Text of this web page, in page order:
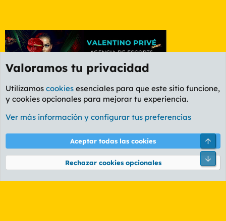
Foro General
Cookies
PL OLDSTYLE AMARILLO
Términos y reglas Política de privacidad Ayuda
Community platform by XenForo® © 2010-2026 XenForo Ltd.
Valoramos tu privacidad
Utilizamos cookies esenciales para que este sitio funcione,
y cookies opcionales para mejorar tu experiencia.
Ver más información y configurar tus preferencias
Aceptar todas las cookies
Rechazar cookies opcionales
Pie